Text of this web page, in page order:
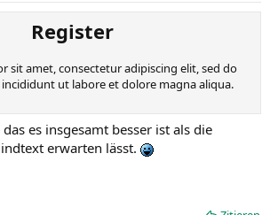
Register
sit amet, consectetur adipiscing elit, sed do
ut labore et dolore magna aliqua.
es insgesamt besser ist als die
erwarten lässt.